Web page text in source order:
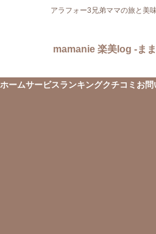
アラフォー3兄弟ママの旅と美
mamanie 楽美log -ま
ホームサービスランキングクチコミ お問